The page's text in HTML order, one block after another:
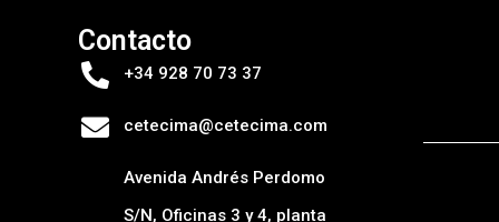
Contacto
+34 928 70 73 37
cetecima@cetecima.com
Avenida Andrés Perdomo
S/N, Oficinas 3 y 4, planta